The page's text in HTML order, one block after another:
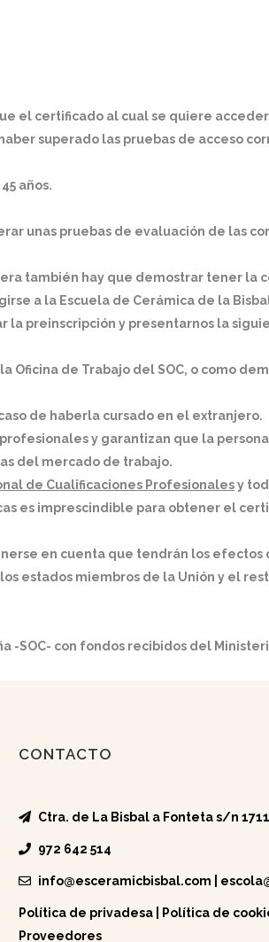
el certificado al cual se quiere
superado las pruebas de acceso
años.
unas pruebas de evaluación de las
también hay que demostrar tener la
a la Escuela de Cerámica de la
la preinscripción y presentarnos la
Oficina de Trabajo del SOC, o como
de haberla cursado en el extranjero.
y garantizan que la
del mercado de trabajo.
de Cualificaciones Profesionalesy
es imprescindible para obtener el
en cuenta que tendrán los
estados miembros de la Unión y el
SOC- con fondos recibidos del
CONTACTO
Ctra. de La Bisbal a Fonteta s/n
972 642 514
info@esceramicbisbal.com
Política de privadesa Política de
Proveedores